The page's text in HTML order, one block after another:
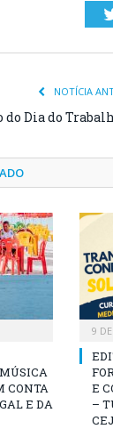
NOTÍCIA
do Dia do
CONTA
E DA
9
E
–